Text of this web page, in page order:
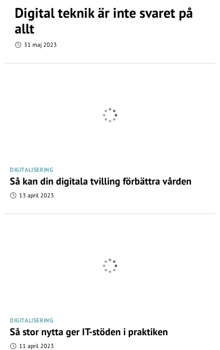
Digital teknik är inte svaret på
allt
31 maj 2023
DIGITALISERING
Så kan din digitala tvilling förbättra vården
13 april 2023
DIGITALISERING
Så stor nytta ger IT-stöden i praktiken
11 april 2023